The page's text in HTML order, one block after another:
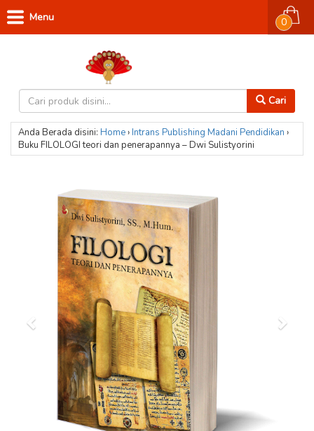
Cari
0
Menu
Anda Berada disini: Home›Intrans Publishing Madani Pendidikan ›
Buku FILOLOGI teori dan penerapannya – Dwi Sulistyorini